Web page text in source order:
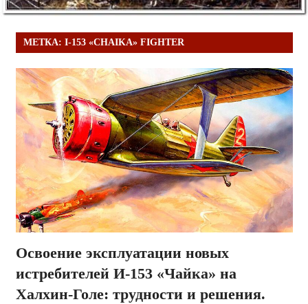
МЕТКА: I-153 «CHAIKA» FIGHTER
Освоение эксплуатации новых
истребителей И-153 «Чайка» на
Халхин-Голе: трудности и решения.